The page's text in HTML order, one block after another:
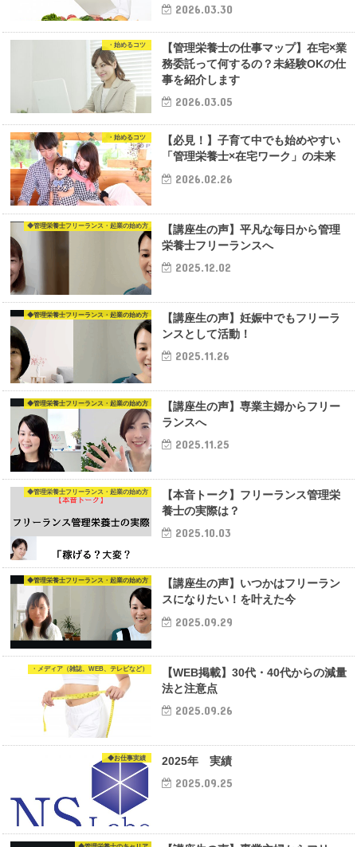
2026.03.30
・始めるコツ
【管理栄養士の仕事マップ】在宅×業
務委託って何するの？未経験OKの仕
事を紹介します
2026.03.05
・始めるコツ
【必見！】子育て中でも始めやすい
「管理栄養士×在宅ワーク」の未来
2026.02.26
◆管理栄養士フリーランス・起業の始め方
【講座生の声】平凡な毎日から管理
栄養士フリーランスへ
2025.12.02
◆管理栄養士フリーランス・起業の始め方
【講座生の声】妊娠中でもフリーラ
ンスとして活動！
2025.11.26
◆管理栄養士フリーランス・起業の始め方
【講座生の声】専業主婦からフリー
ランスへ
2025.11.25
◆管理栄養士フリーランス・起業の始め方
【本音トーク】フリーランス管理栄
養士の実際は？
2025.10.03
◆管理栄養士フリーランス・起業の始め方
【講座生の声】いつかはフリーラン
スになりたい！を叶えた今
2025.09.29
・メディア（雑誌、WEB、テレビなど）
【WEB掲載】30代・40代からの減量
法と注意点
2025.09.26
◆お仕事実績 2025年 実績
2025.09.25